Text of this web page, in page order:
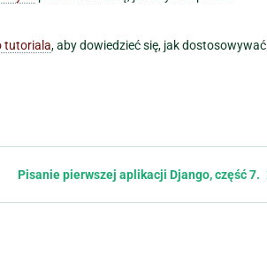
tutoriala, aby dowiedzieć się, jak dostosowywać
Pisanie pierwszej aplikacji Django, część 7.